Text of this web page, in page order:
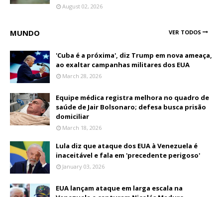
August 02, 2026
MUNDO VER TODOS
'Cuba é a próxima', diz Trump em nova ameaça,
ao exaltar campanhas militares dos EUA
March 28, 2026
Equipe médica registra melhora no quadro de
saúde de Jair Bolsonaro; defesa busca prisão
domiciliar
March 18, 2026
Lula diz que ataque dos EUA à Venezuela é
inaceitável e fala em 'precedente perigoso'
January 03, 2026
EUA lançam ataque em larga escala na